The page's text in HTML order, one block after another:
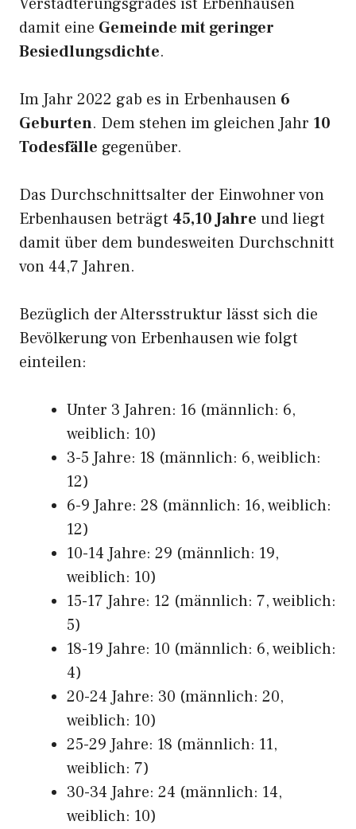
damit eine Gemeinde mit geringer
Besiedlungsdichte.
Im Jahr 2022 gab es in Erbenhausen 6
Geburten. Dem stehen im gleichen Jahr 10
Todesfälle gegenüber.
Das Durchschnittsalter der Einwohner von
Erbenhausen beträgt 45,10 Jahre und liegt
damit über dem bundesweiten Durchschnitt
von 44,7 Jahren.
Bezüglich der Altersstruktur lässt sich die
Bevölkerung von Erbenhausen wie folgt
einteilen:
Unter 3 Jahren: 16 (männlich: 6,
weiblich: 10)
3-5 Jahre: 18 (männlich: 6, weiblich:
12)
6-9 Jahre: 28 (männlich: 16, weiblich:
12)
10-14 Jahre: 29 (männlich: 19,
weiblich: 10)
15-17 Jahre: 12 (männlich: 7, weiblich:
5)
18-19 Jahre: 10 (männlich: 6, weiblich:
4)
20-24 Jahre: 30 (männlich: 20,
weiblich: 10)
25-29 Jahre: 18 (männlich: 11,
weiblich: 7)
30-34 Jahre: 24 (männlich: 14,
weiblich: 10)